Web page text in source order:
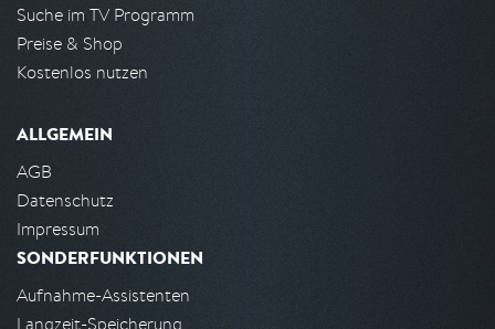
Suche im TV Programm
Preise & Shop
Kostenlos nutzen
ALLGEMEIN
AGB
Datenschutz
Impressum
SONDERFUNKTIONEN
Aufnahme-Assistenten
Langzeit-Speicherung